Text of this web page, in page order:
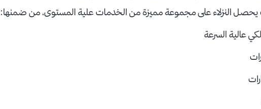
يحصل النزلاء على مجموعة مميزة من الخدمات علية المستوى، من ضمنها:
عالية السرعة